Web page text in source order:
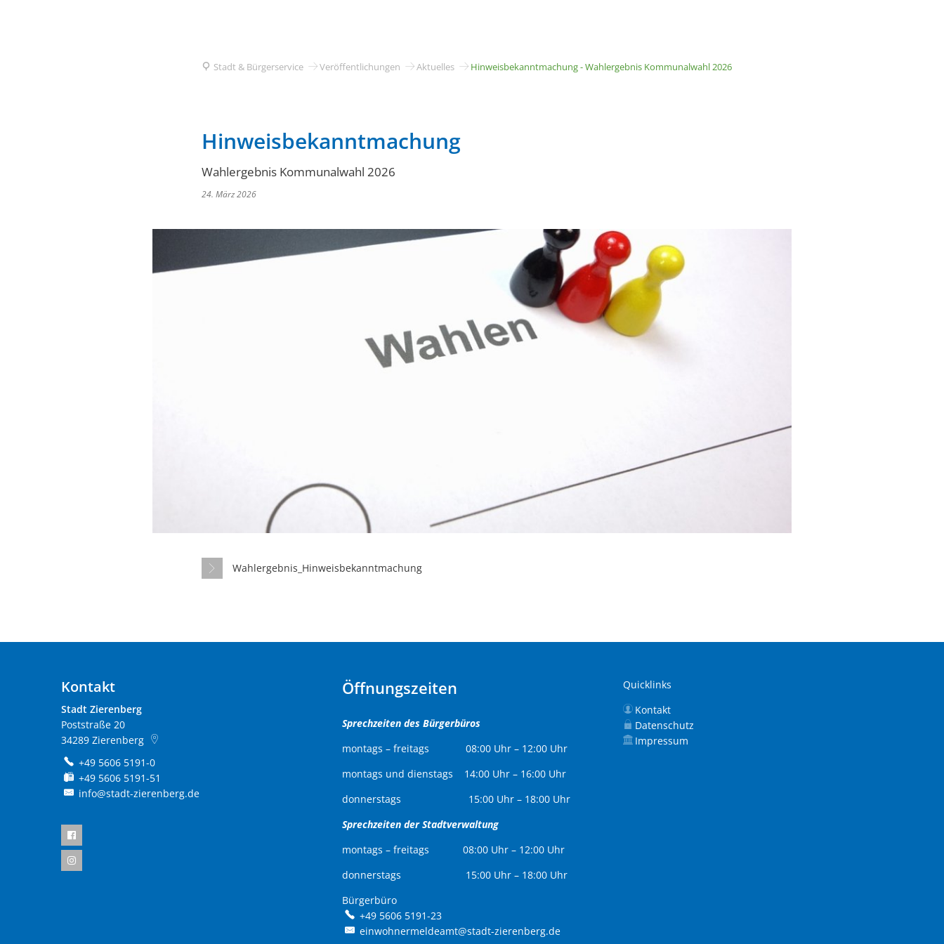
Stadt & Bürgerservice Veröffentlichungen Aktuelles Hinweisbekanntmachung - Wahlergebnis Kommunalwahl 2026
Hinweisbekanntmachung
Wahlergebnis Kommunalwahl 2026
24. März 2026
Wahlergebnis_Hinweisbekanntmachung
Kontakt
Stadt Zierenberg
Poststraße 20
34289 Zierenberg
+49 5606 5191-0
+49 5606 5191-51
info@stadt-zierenberg.de
Öffnungszeiten
Sprechzeiten des Bürgerbüros
montags – freitags 08:00 Uhr – 12:00 Uhr
montags und dienstags 14:00 Uhr – 16:00 Uhr
donnerstags 15:00 Uhr – 18:00 Uhr
Sprechzeiten der Stadtverwaltung
montags – freitags 08:00 Uhr – 12:00 Uhr
donnerstags 15:00 Uhr – 18:00 Uhr
Bürgerbüro
+49 5606 5191-23
einwohnermeldeamt@stadt-zierenberg.de
Quicklinks
Kontakt
Datenschutz
Impressum